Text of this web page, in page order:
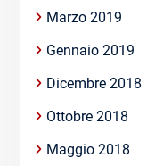
Marzo 2019
Gennaio 2019
Dicembre 2018
Ottobre 2018
Maggio 2018